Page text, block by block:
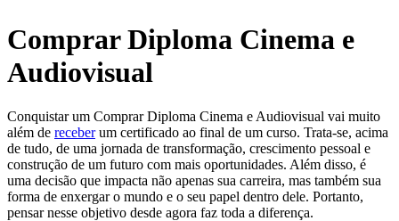
Comprar Diploma Cinema e
Audiovisual
Conquistar um Comprar Diploma Cinema e Audiovisual vai muito
além de receberum certificado ao final de um curso. Trata-se, acima
de tudo, de uma jornada de transformação, crescimento pessoal e
construção de um futuro com mais oportunidades. Além disso, é
uma decisão que impacta não apenas sua carreira, mas também sua
forma de enxergar o mundo e o seu papel dentro dele. Portanto,
pensar nesse objetivo desde agora faz toda a diferença.